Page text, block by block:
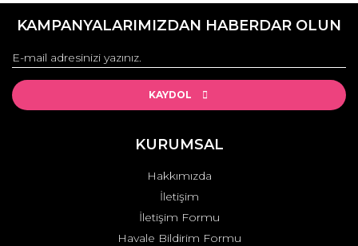
Görüş ve önerileriniz için teşekkür ederiz.
Ürün resmi kalitesiz, bozuk veya görüntülenemiyor.
Ürün açıklamasında eksik bilgiler bulunuyor.
Ürün fiyatı diğer sitelerden daha pahalı.
KAMPANYALARIMIZDAN HABERDAR OLUN
KAYDOL
KURUMSAL
Hakkımızda
İletişim
İletişim Formu
Havale Bildirim Formu